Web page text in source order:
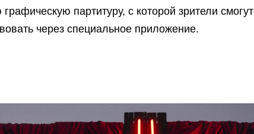
партитуру, с которой зрители смогут
через специальное приложение.